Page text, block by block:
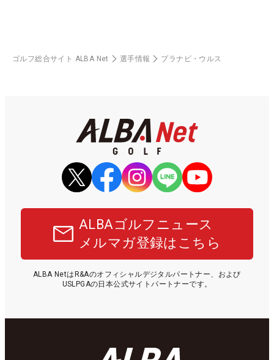
ゴルフ総合サイト ALBA Net 選手情報 プラナビ・ウルス
ALBAゴルフニュース
メルマガ登録はこちら
ALBA NetはR&Aのオフィシャルデジタルパートナー、および
USLPGAの日本公式サイトパートナーです。